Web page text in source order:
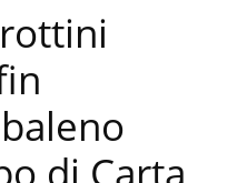
di Carta